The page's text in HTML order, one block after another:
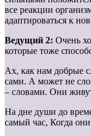
все реакции
адаптироваться к
Ведущий 2: Очень
которые тоже
Ах, как нам добрые
сами. А может не
– словами. Они
На дне души до
самый час, Когда